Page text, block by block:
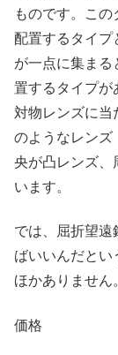
ものです。こ
配置するタイプ
が一点に集まる
置するタイプが
対物レンズに当
のようなレンズ
央が凸レンズ、
います。
では、屈折望遠
ばいいんだとい
ほかありません
価格